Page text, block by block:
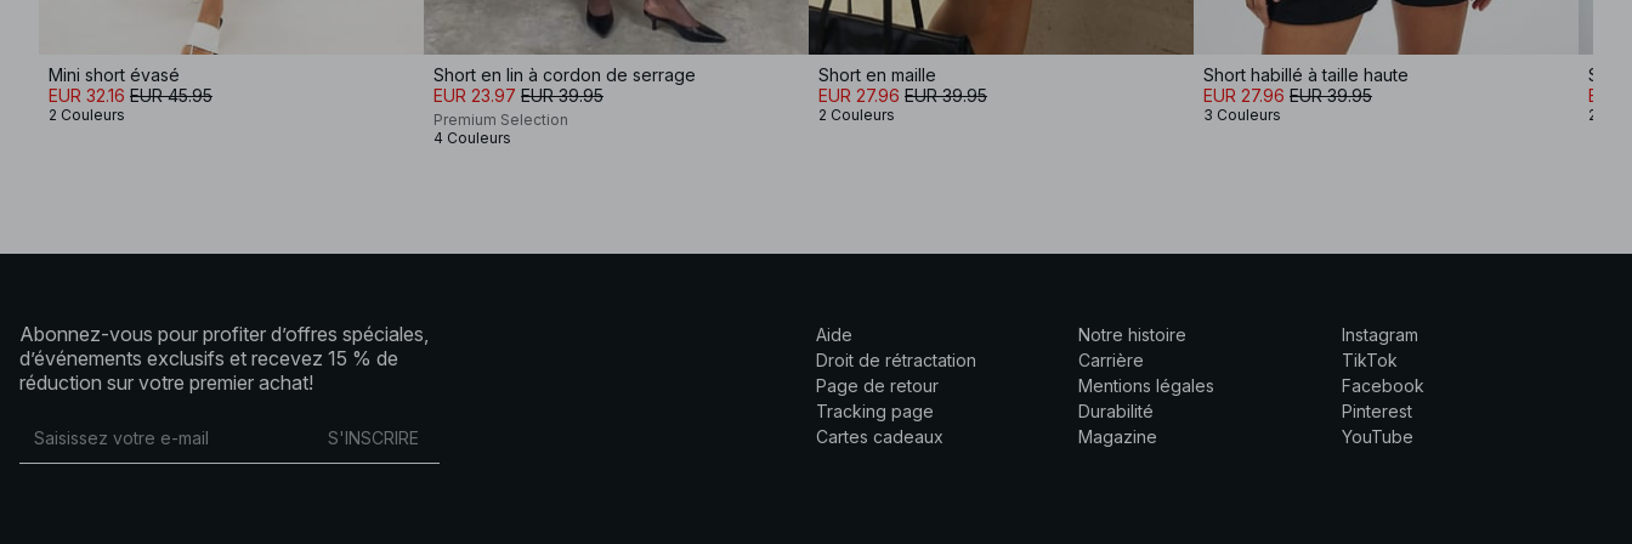
Mini short évasé
EUR 32.16 EUR 45.95
2 Couleurs
Short en lin à cordon de serrage
EUR 23.97 EUR 39.95
Premium Selection
4 Couleurs
Short en maille
EUR 27.96 EUR 39.95
2 Couleurs
Short habillé à taille haute
EUR 27.96 EUR 39.95
3 Couleurs
EUR
2
Abonnez-vous pour profiter d’offres spéciales,
d’événements exclusifs et recevez 15 % de
réduction sur votre premier achat!
S'INSCRIRE
Aide
Droit de rétractation
Page de retour
Tracking page
Cartes cadeaux
Notre histoire
Carrière
Mentions légales
Durabilité
Magazine
Instagram
TikTok
Facebook
Pinterest
YouTube